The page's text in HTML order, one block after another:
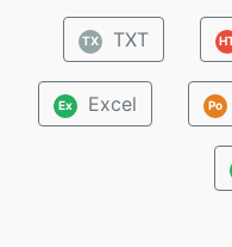
TX TXT
Ex Excel Po